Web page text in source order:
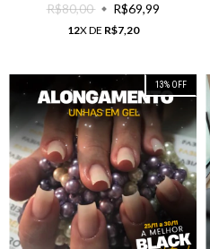
R$80,00
R$69,99
12X DE R$7,20
13% OFF